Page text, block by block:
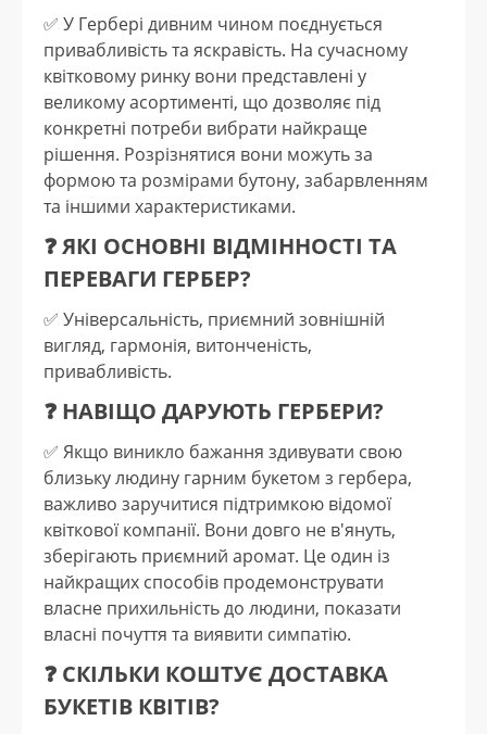
✅️ У Гербері дивним чином поєднується
привабливість та яскравість. На сучасному
квітковому ринку вони представлені у
великому асортименті, що дозволяє під
конкретні потреби вибрати найкраще
рішення. Розрізнятися вони можуть за
формою та розмірами бутону, забарвленням
та іншими характеристиками.
❓ ЯКІ ОСНОВНІ ВІДМІННОСТІ ТА
ПЕРЕВАГИ ГЕРБЕР?
✅️ Універсальність, приємний зовнішній
вигляд, гармонія, витонченість,
привабливість.
❓ НАВІЩО ДАРУЮТЬ ГЕРБЕРИ?
✅️ Якщо виникло бажання здивувати свою
близьку людину гарним букетом з гербера,
важливо заручитися підтримкою відомої
квіткової компанії. Вони довго не в'януть,
зберігають приємний аромат. Це один із
найкращих способів продемонструвати
власне прихильність до людини, показати
власні почуття та виявити симпатію.
❓ СКІЛЬКИ КОШТУЄ ДОСТАВКА
БУКЕТІВ КВІТІВ?